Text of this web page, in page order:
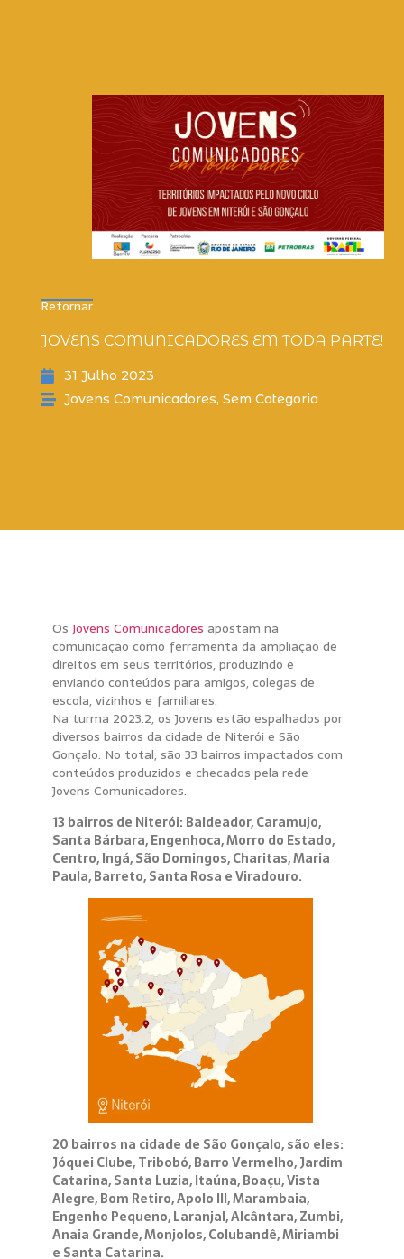
Retornar
JOVENS COMUNICADORES EM TODA PARTE!
31 Julho 2023
Jovens Comunicadores, Sem Categoria
OsJovens Comunicadores apostam na
comunicação como ferramenta da ampliação de
direitos em seus territórios, produzindo e
enviando conteúdos para amigos, colegas de
escola, vizinhos e familiares.
Na turma 2023.2, os Jovens estão espalhados por
diversos bairros da cidade de Niterói e São
Gonçalo. No total, são 33 bairros impactados com
conteúdos produzidos e checados pela rede
Jovens Comunicadores.
13 bairros de Niterói: Baldeador, Caramujo,
Santa Bárbara, Engenhoca, Morro do Estado,
Centro, Ingá, São Domingos, Charitas, Maria
Paula, Barreto, Santa Rosa e Viradouro.
20 bairros na cidade de São Gonçalo, são eles:
Jóquei Clube, Tribobó, Barro Vermelho, Jardim
Catarina, Santa Luzia, Itaúna, Boaçu, Vista
Alegre, Bom Retiro, Apolo III, Marambaia,
Engenho Pequeno, Laranjal, Alcântara, Zumbi,
Anaia Grande, Monjolos, Colubandê, Miriambi
e Santa Catarina.